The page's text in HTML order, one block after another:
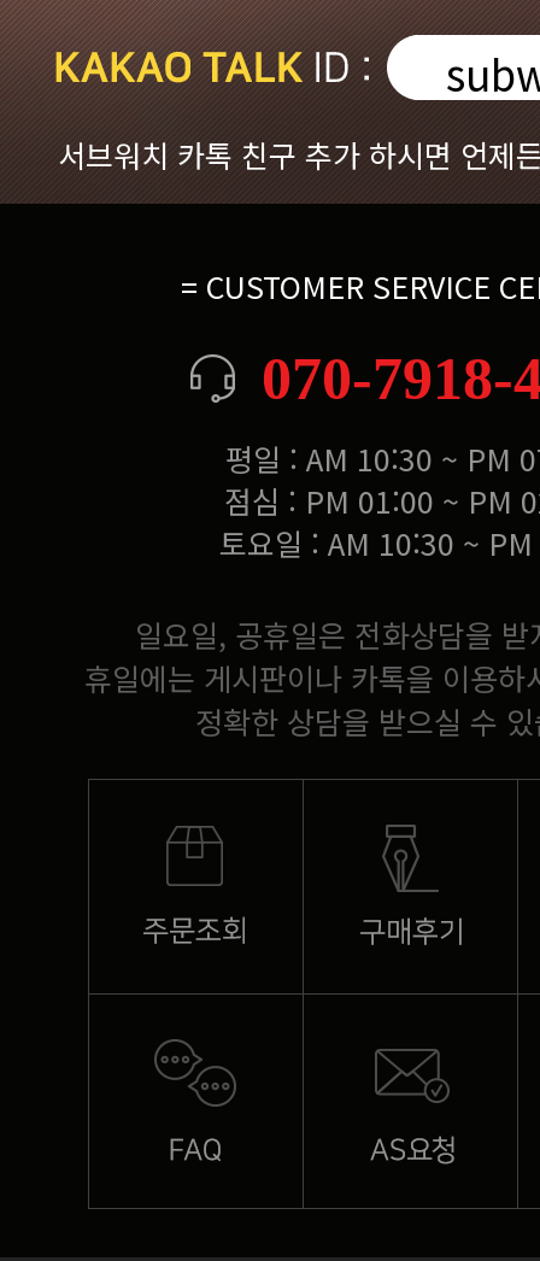
서브워치 카톡 친구 추가 하시면 언제
= CUSTOMER SERVICE
070-7918-
평일 : AM 10:30 ~ PM
점심 : PM 01:00 ~ PM
토요일 : AM 10:30 ~
일요일, 공휴일은 전화상담을
휴일에는 게시판이나 카톡을 이용하
정확한 상담을 받으실 수